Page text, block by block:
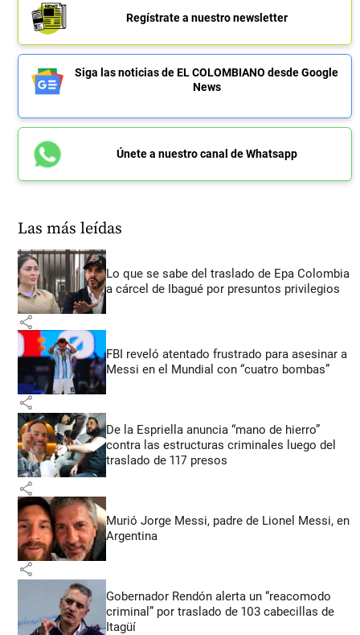
Regístrate a nuestro newsletter
Siga las noticias de EL COLOMBIANO desde Google
News
Únete a nuestro canal de Whatsapp
Las más leídas
Lo que se sabe del traslado de Epa Colombia
a cárcel de Ibagué por presuntos privilegios
share
FBI reveló atentado frustrado para asesinar a
Messi en el Mundial con “cuatro bombas”
share
De la Espriella anuncia “mano de hierro”
contra las estructuras criminales luego del
traslado de 117 presos
share
Murió Jorge Messi, padre de Lionel Messi, en
Argentina
share
Gobernador Rendón alerta un “reacomodo
criminal” por traslado de 103 cabecillas de
Itagüí